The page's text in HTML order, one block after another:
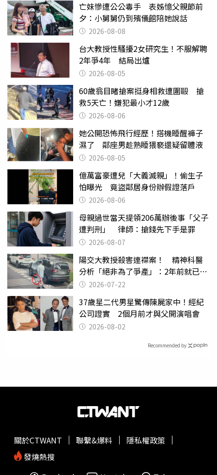
亡妹慘遭公公毒手 表姊憶父親節前
夕：小舅舅仍到殯儀館陪她說話
2026-08-08
台大教授性騷擾2女研究生！不服解聘
2年爭4年 結局出爐
2026-08-05
60歲翁目睹搶案挺身相救遭圍毆 搶
救5天亡！嫌犯最小才12歲
2026-08-06
她公開恐怖飛行經歷！搭機睡醒褲子
濕了 鄰座男趁熟睡猥褻還疑留體液
2026-08-05
億萬富豪遭兒「大義滅親」！偷生子
怕曝光 竟盜鄰居身份辦假證落戶
2026-08-06
母親過世當天提領206萬辦後事「父子
遭判刑」 律師：搶錢先下手是罪
2026-08-07
陽交大教授殺害連襟案！ 精神科醫
分析「絕非為了爭產」：2年前就已言
行詭異
2026-07-22
37歲星二代男星驚傳陳屍家中！經紀
公司證實 2個月前才與父開演唱會
2026-08-02
Recommended by
關於CTWANT 聯繫&爆料
隱私權政策
發燒熱搜